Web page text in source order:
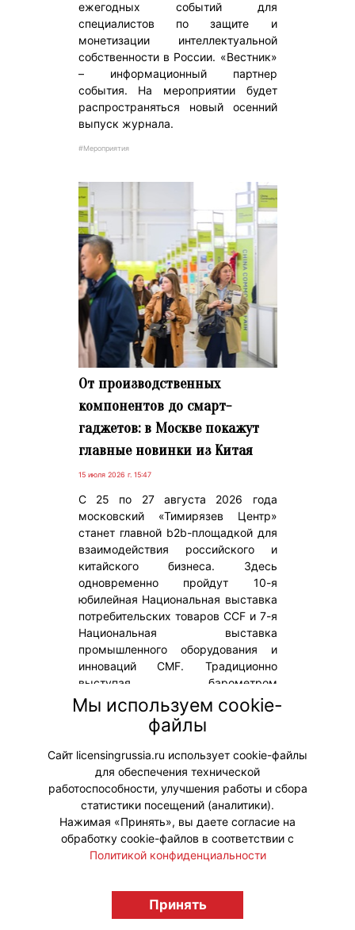
ежегодных событий для
специалистов по защите и
монетизации интеллектуальной
собственности в России. «Вестник»
– информационный партнер
события. На мероприятии будет
распространяться новый осенний
выпуск журнала.
#Мероприятия
От производственных
компонентов до смарт-
гаджетов: в Москве покажут
главные новинки из Китая
15 июля 2026 г. 15:47
С 25 по 27 августа 2026 года
московский «Тимирязев Центр»
станет главной b2b-площадкой для
взаимодействия российского и
китайского бизнеса. Здесь
одновременно пройдут 10-я
юбилейная Национальная выставка
потребительских товаров CCF и 7-я
Национальная выставка
промышленного оборудования и
инноваций CMF. Традиционно
выступая барометром
двустороннего партнерства, эти
проекты ежегодно показывают, как
адаптируется бизнес и в каких
направлениях развивается спрос.
#Мероприятия
licensingrussia.ru, 2009-2026 12+
Мы используем cookie-
файлы
Сайт licensingrussia.ru использует cookie-файлы
для обеспечения технической
работоспособности, улучшения работы и сбора
статистики посещений (аналитики).
Нажимая «Принять», вы даете согласие на
обработку cookie-файлов в соответствии с
Политикой конфиденциальности
Принять